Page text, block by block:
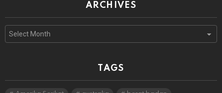
ARCHIVES
Archives
TAGS